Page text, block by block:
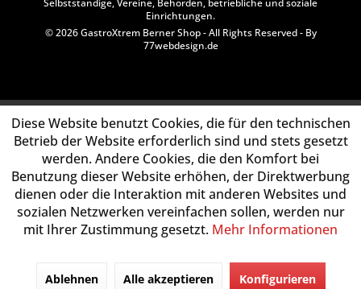
Selbstständige, Vereine, Behörden, betriebliche und soziale
Einrichtungen.
© 2026 GastroXtrem Berner Shop - All Rights Reserved - By
77webdesign.de
Diese Website benutzt Cookies, die für den technischen
Betrieb der Website erforderlich sind und stets gesetzt
werden. Andere Cookies, die den Komfort bei
Benutzung dieser Website erhöhen, der Direktwerbung
dienen oder die Interaktion mit anderen Websites und
sozialen Netzwerken vereinfachen sollen, werden nur
mit Ihrer Zustimmung gesetzt. Mehr Informationen
Ablehnen Alle akzeptieren Konfigurieren